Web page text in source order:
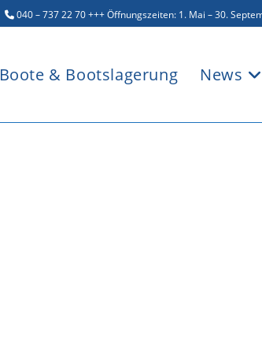
040 – 737 22 70+++ Öffnungszeiten: 1. Mai – 30.
Boote & Bootslagerung News